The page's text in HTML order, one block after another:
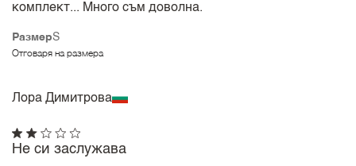
РазмерS
Отговаря на размера
комплект... Много съм доволна.
Лора Димитрова
Не си заслужава